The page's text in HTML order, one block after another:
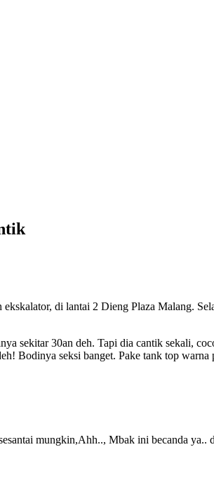
di lantai 2 Dieng Plaza Malang.
sekitar 30an deh. Tapi dia cantik sekali,
Bodinya seksi banget. Pake tank top
mungkin,Ahh.., Mbak ini becanda